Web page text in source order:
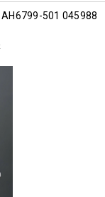
501 045988